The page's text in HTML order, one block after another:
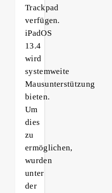
Trackpad
verfügen.
iPadOS
13.4
wird
systemweite
Mausunterstützung
bieten.
Um
dies
zu
ermöglichen,
wurden
unter
der